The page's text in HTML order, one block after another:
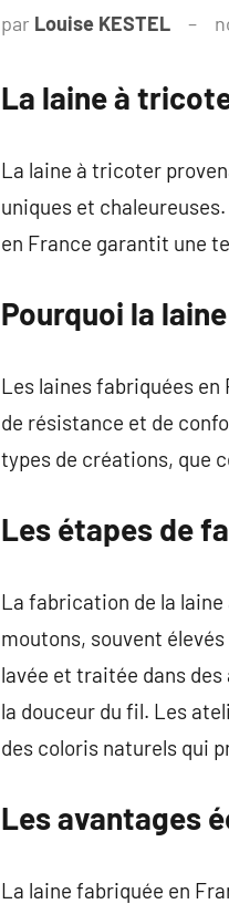
par Louise KESTEL
La laine à
La laine à tricoter
uniques et
en France garantit une
Pourquoi la
Les laines fabriquées
de résistance et de
types de créations, que
Les étapes de
La fabrication de la
moutons, souvent
lavée et traitée dans
la douceur du fil. Les
des coloris naturels qui
Les avantages
La laine fabriquée en